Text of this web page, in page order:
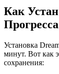
Как
Прогресса
Установка
минут. Вот как
сохранения: